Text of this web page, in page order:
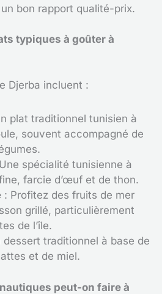
bon rapport qualité-prix.
typiques à goûter à
Djerba incluent :
plat traditionnel tunisien à
souvent accompagné de
spécialité tunisienne à
farcie d’œuf et de thon.
: Profitez des fruits de mer
grillé, particulièrement
de l’île.
dessert traditionnel à base de
et de miel.
peut-on faire à